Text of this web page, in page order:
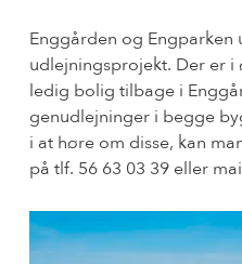
Enggården og Engparken
udlejningsprojekt. Der er i
ledig bolig tilbage i
genudlejninger i begge
i at høre om disse, kan
på tlf. 56 63 03 39 eller